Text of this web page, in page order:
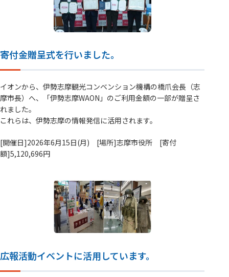
寄付金贈呈式を行いました。
イオンから、伊勢志摩観光コンベンション機構の橋爪会長（志
摩市長）へ、「伊勢志摩WAON」のご利用金額の一部が贈呈さ
れました。
これらは、伊勢志摩の情報発信に活用されます。
[開催日]2026年6月15日(月) [場所]志摩市役所 [寄付
額]5,120,696円
広報活動イベントに活用しています。